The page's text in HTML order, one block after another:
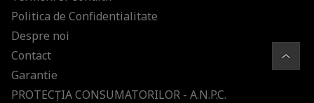
Politica de Confidentialitate
Despre noi
Contact
Garantie
PROTECŢIA CONSUMATORILOR - A.N.P.C.